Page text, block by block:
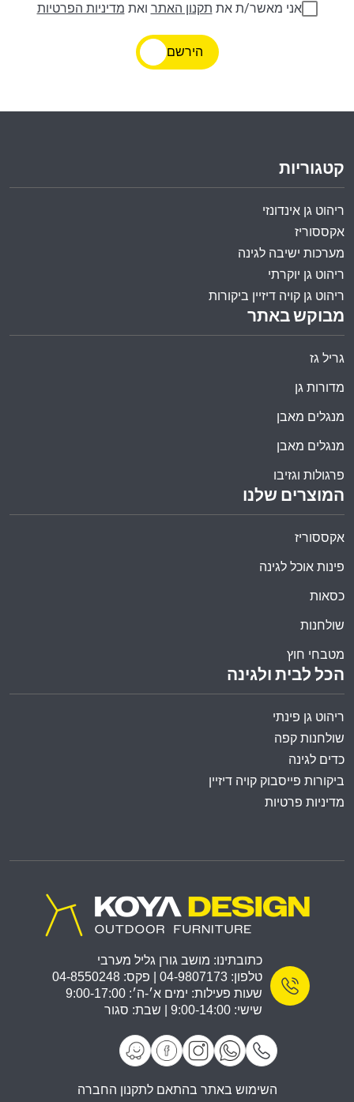
אני מאשר/ת את תקנון האתר ואת מדיניות הפרטיות
הירשם
הכל לבית ולגינה
ריהוט גן פינתי
שולחנות קפה
כדים לגינה
ביקורות פייסבוק קויה דיזיין
מדיניות פרטיות
המוצרים שלנו
אקססוריז
פינות אוכל לגינה
כסאות
שולחנות
מטבחי חוץ
מבוקש באתר
גריל גז
מדורות גן
מנגלים מאבן
מנגלים מאבן
פרגולות וגזיבו
קטגוריות
ריהוט גן אינדונזי
אקססוריז
מערכות ישיבה לגינה
ריהוט גן יוקרתי
ריהוט גן קויה דיזיין ביקורות
כתובתינו: מושב גורן גליל מערבי
טלפון: 04-9807173 | פקס: 04-8550248
שעות פעילות: ימים א׳-ה׳: 9:00-17:00
שישי: 9:00-14:00 | שבת: סגור
השימוש באתר בהתאם לתקנון החברה